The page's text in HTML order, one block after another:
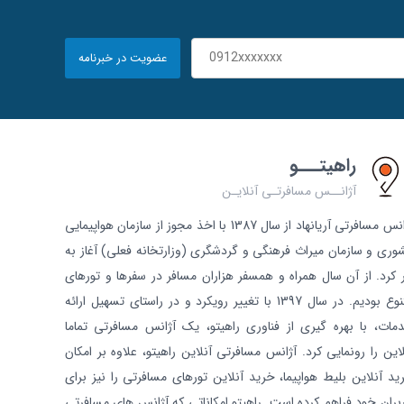
عضویت در خبرنامه
راهیتـــو
آژانــس مسافرتـی آنلایـن
آژانس مسافرتی آریانهاد از سال 1387 با اخذ مجوز از سازمان هواپیمایی
و سازمان میراث فرهنگی و گردشگری (وزارتخانه فعلی) آغاز به
کرد. از آن سال همراه و همسفر هزاران مسافر در سفرها و تورهای
متنوع بودیم. در سال 1397 با تغییر رویکرد و در راستای تسهیل ارائه
با بهره گیری از فناوری راهیتو، یک آژانس مسافرتی تماما
را رونمایی کرد. آژانس مسافرتی آنلاین راهیتو، علاوه بر امکان
آنلاین بلیط هواپیما، خرید آنلاین تورهای مسافرتی را نیز برای